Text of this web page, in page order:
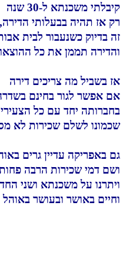
קיבלתי משכנתא ל-30 שנה
רק אז תהיה בבעלותי הדירה,
זה בדיוק כשנעבור לבית
והדירה תממן את כל
אז בשביל מה צריכים דירה
אם אפשר לגור בחינם
בחברותה יחד עם כל
שכמונו לשלם שכירות לא
גם באפריקה עדיין גרים
ושם דמי שכירות הרבה
ויתרנו על משכנתא ושני
וחיים באושר ובעושר באוהל